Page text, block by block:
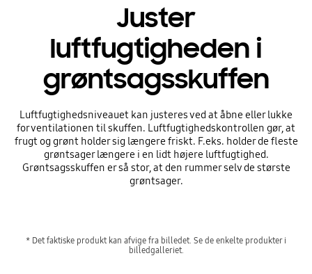
Juster
luftfugtigheden i
grøntsagsskuffen
Luftfugtighedsniveauet kan justeres ved at åbne eller lukke
for ventilationen til skuffen. Luftfugtighedskontrollen gør, at
frugt og grønt holder sig længere friskt. F.eks. holder de fleste
grøntsager længere i en lidt højere luftfugtighed.
Grøntsagsskuffen er så stor, at den rummer selv de største
grøntsager.
* Det faktiske produkt kan afvige fra billedet. Se de enkelte produkter i
billedgalleriet.